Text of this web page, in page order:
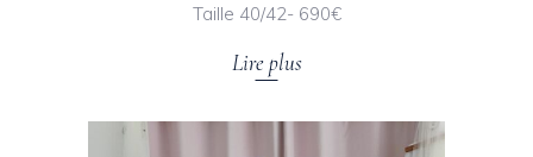
Taille 40/42- 690€
Lire plus